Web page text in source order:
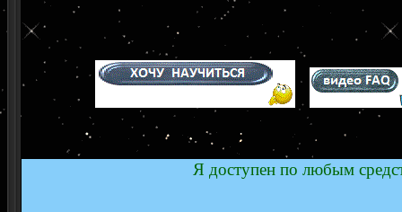
Я доступен по любым